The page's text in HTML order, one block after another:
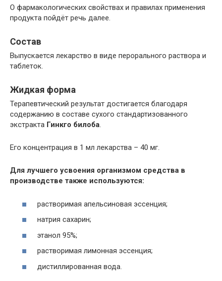
О фармакологических свойствах и правилах применения
продукта пойдёт речь далее.
Состав
Выпускается лекарство в виде перорального раствора и
таблеток.
Жидкая форма
Терапевтический результат достигается благодаря
содержанию в составе сухого стандартизованного
экстракта Гинкго билоба.
Его концентрация в 1 мл лекарства – 40 мг.
Для лучшего усвоения организмом средства в
производстве также используются:
растворимая апельсиновая эссенция;
натрия сахарин;
этанол 95%;
растворимая лимонная эссенция;
дистиллированная вода.